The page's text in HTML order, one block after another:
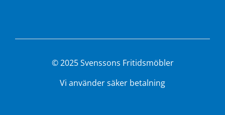
© 2025 Svenssons Fritidsmöbler
Vi använder säker betalning